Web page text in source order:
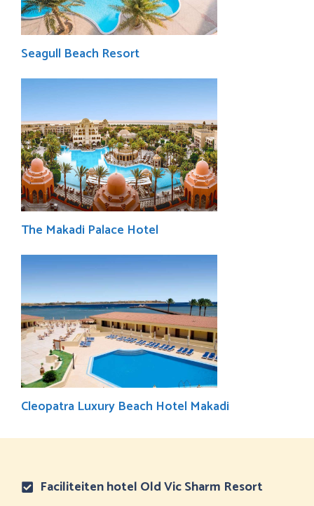
Seagull Beach Resort
The Makadi Palace Hotel
Cleopatra Luxury Beach Hotel Makadi
Faciliteiten hotel Old Vic Sharm Resort